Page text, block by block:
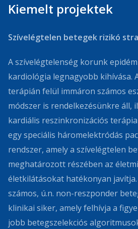
Kiemelt projektek
Szívelégtelen betegek rizikó
A szívelégtelenség korunk
kardiológia legnagyobb kihívása.
terápián felül immáron számos
módszer is rendelkezésünkre áll,
kardiális reszinkronizációs terápia
egy speciális háromelektródás
rendszer, amely a szívelégtelen
meghatározott részében az
életkilátásokat hatékonyan
számos, ú.n. non-reszponder
klinikai siker, amely felhívja a
jobb betegszelekciós